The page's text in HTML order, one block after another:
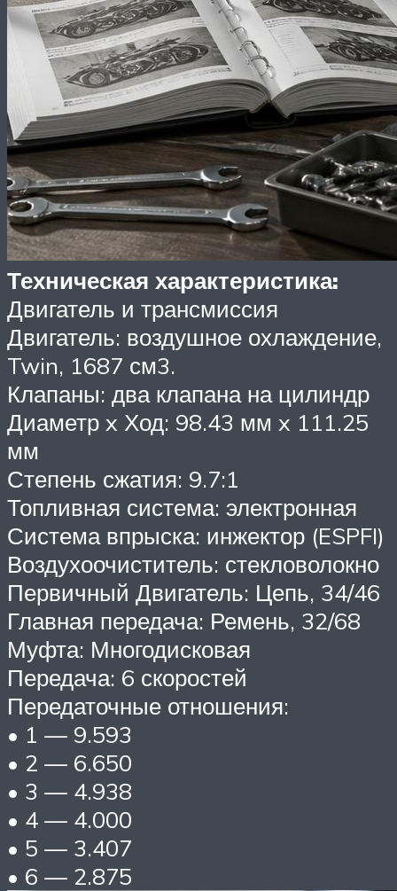
Техническая характеристика:
Двигатель и трансмиссия
Двигатель: воздушное охлаждение,
Twin, 1687 см3.
Клапаны: два клапана на цилиндр
Диаметр x Ход: 98.43 мм x 111.25
мм
Степень сжатия: 9.7:1
Топливная система: электронная
Система впрыска: инжектор (ESPFI)
Воздухоочиститель: стекловолокно
Первичный Двигатель: Цепь, 34/46
Главная передача: Ремень, 32/68
Муфта: Многодисковая
Передача: 6 скоростей
Передаточные отношения:
• 1 — 9.593
• 2 — 6.650
• 3 — 4.938
• 4 — 4.000
• 5 — 3.407
• 6 — 2.875